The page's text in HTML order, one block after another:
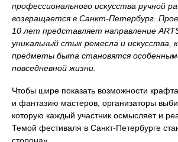
профессионального искусства ручной
возвращается в Санкт-Петербург.
10 лет представляет направление
уникальный стык ремесла и искусства,
предметы быта становятся
повседневной жизни.
Чтобы шире показать возможности
и фантазию мастеров, организаторы
которую каждый участник осмысляет и
Темой фестиваля в Санкт-Петербурге